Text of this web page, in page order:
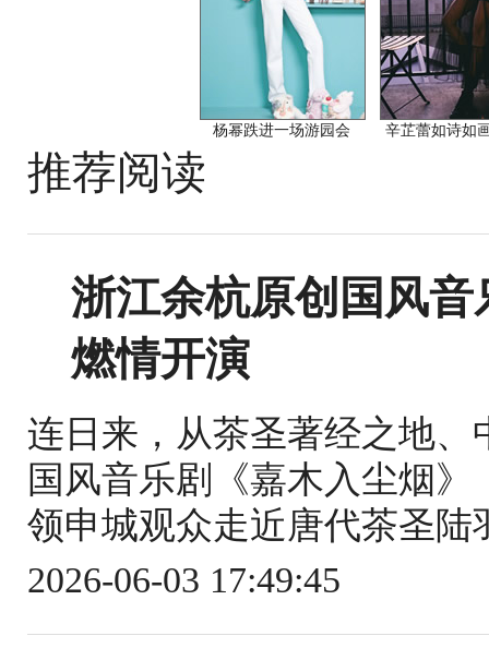
杨幂跌进一场游园会 辛芷蕾如诗如
推荐阅读
浙江余杭原创国风
燃情开演
连日来，从茶圣著经之地
国风音乐剧《嘉木入尘烟
领申城观众走近唐代茶圣
2026-06-03 17:49:45